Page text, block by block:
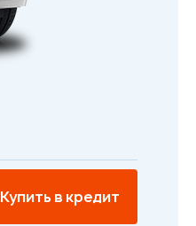
Купить в кредит